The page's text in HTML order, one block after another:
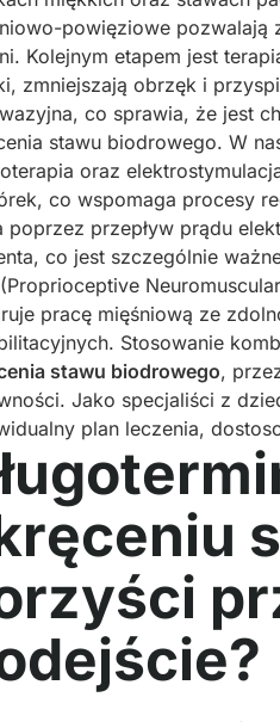
powięziowe pozwalają
Kolejnym etapem jest
zmniejszają obrzęk i
co sprawia, że jest
stawu biodrowego. W
oraz
co wspomaga procesy
poprzez przepływ prądu
co jest szczególnie
(Proprioceptive
pracę mięśniową ze
Stosowanie
stawu biodrowego,
Jako specjaliści z
plan leczenia,